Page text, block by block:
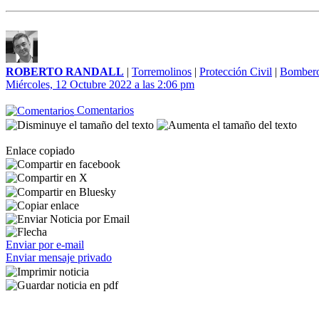
ROBERTO RANDALL | Torremolinos | Protección Civil |
Miércoles, 12 Octubre 2022 a las 2:06 pm
Comentarios
Enlace copiado
Enviar por e-mail
Enviar mensaje privado